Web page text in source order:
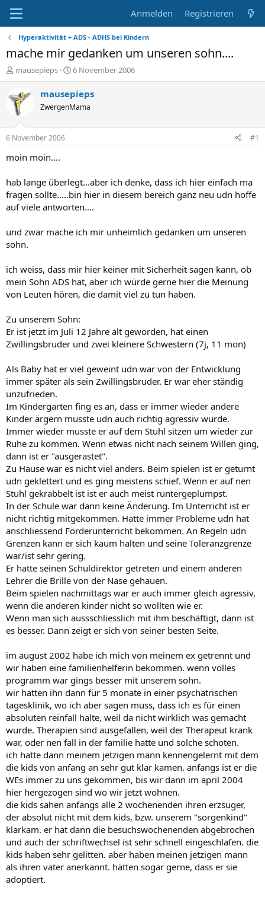
Anmelden Registrieren
Hyperaktivität + ADS - ADHS bei Kindern
mache mir gedanken um unseren sohn....
E
r
t
e
l
e
r
mausepieps
E
r
s
e
t
6 November 2006
mausepieps
ZwergenMama
6 November 2006 #1
moin moin....
hab lange überlegt...aber ich denke, dass ich hier einfach ma
fragen sollte.....bin hier in diesem bereich ganz neu udn hoffe
auf viele antworten....
und zwar mache ich mir unheimlich gedanken um unseren
sohn.
ich weiss, dass mir hier keiner mit Sicherheit sagen kann, ob
mein Sohn ADS hat, aber ich würde gerne hier die Meinung
von Leuten hören, die damit viel zu tun haben.
Zu unserem Sohn:
Er ist jetzt im Juli 12 Jahre alt geworden, hat einen
Zwillingsbruder und zwei kleinere Schwestern (7j, 11 mon)
Als Baby hat er viel geweint udn war von der Entwicklung
immer später als sein Zwillingsbruder. Er war eher ständig
unzufrieden.
Im Kindergarten fing es an, dass er immer wieder andere
Kinder ärgern musste udn auch richtig agressiv wurde.
Immer wieder musste er auf dem Stuhl sitzen um wieder zur
Ruhe zu kommen. Wenn etwas nicht nach seinem Willen ging,
dann ist er "ausgerastet".
Zu Hause war es nicht viel anders. Beim spielen ist er geturnt
udn geklettert und es ging meistens schief. Wenn er auf nen
Stuhl gekrabbelt ist ist er auch meist runtergeplumpst.
In der Schule war dann keine Änderung. Im Unterricht ist er
nicht richtig mitgekommen. Hatte immer Probleme udn hat
anschliessend Förderunterricht bekommen. An Regeln udn
Grenzen kann er sich kaum halten und seine Toleranzgrenze
war/ist sehr gering.
Er hatte seinen Schuldirektor getreten und einem anderen
Lehrer die Brille von der Nase gehauen.
Beim spielen nachmittags war er auch immer gleich agressiv,
wenn die anderen kinder nicht so wollten wie er.
Wenn man sich aussschliesslich mit ihm beschäftigt, dann ist
es besser. Dann zeigt er sich von seiner besten Seite.
im august 2002 habe ich mich von meinem ex getrennt und
wir haben eine familienhelferin bekommen. wenn volles
programm war gings besser mit unserem sohn.
wir hatten ihn dann für 5 monate in einer psychatrischen
tagesklinik, wo ich aber sagen muss, dass ich es für einen
absoluten reinfall halte, weil da nicht wirklich was gemacht
wurde. Therapien sind ausgefallen, weil der Therapeut krank
war, oder nen fall in der familie hatte und solche schoten.
ich hatte dann meinem jetzigen mann kennengelernt mit dem
die kids von anfang an sehr gut klar kamen. anfangs ist er die
WEs immer zu uns gekommen, bis wir dann im april 2004
hier hergezogen sind wo wir jetzt wohnen.
die kids sahen anfangs alle 2 wochenenden ihren erzsuger,
der absolut nicht mit dem kids, bzw. unserem "sorgenkind"
klarkam. er hat dann die besuchswochenenden abgebrochen
und auch der schriftwechsel ist sehr schnell eingeschlafen. die
kids haben sehr gelitten. aber haben meinen jetzigen mann
als ihren vater anerkannt. hätten sogar gerne, dass er sie
adoptiert.